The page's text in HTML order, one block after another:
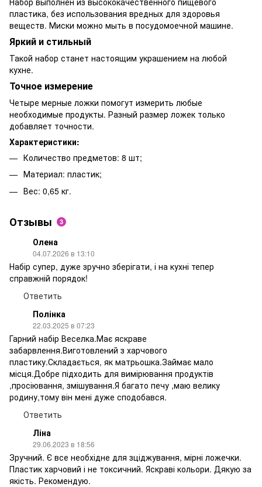
пластика, без использования вредных для здоровья
веществ. Миски можно мыть в посудомоечной машине.
Яркий и стильный
Такой набор станет настоящим украшением на любой
кухне.
Точное измерение
Четыре мерные ложки помогут измерить любые
необходимые продукты. Разный размер ложек только
добавляет точности.
Характеристики:
Количество предметов: 8 шт;
Материал: пластик;
Вес: 0,65 кг.
Отзывы 3
Олена
04.07.2026 в 13:10
Набір супер, дуже зручно зберігати, і на кухні тепер
справжній порядок!
Ответить
Полінка
22.03.2025 в 07:23
Гарний набір Веселка.Має яскраве
забарвлення.Виготовлений з харчового
пластику.Складається, як матрьошка.Займає мало
місця.Добре підходить для вимірювання продуктів
,просіювання, змішування.Я багато печу ,маю велику
родину,тому він мені дуже сподобався.
Ответить
Ліна
29.06.2023 в 18:56
Зручний. Є все необхідне для зціджування, мірні ложечки.
Пластик харчовий і не токсичний. Яскраві кольори. Дякую за
якість. Рекомендую.